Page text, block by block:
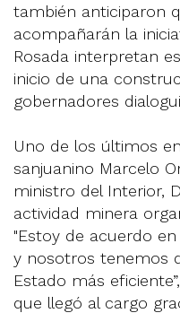
también anticiparon
acompañarán la
Rosada interpretan
inicio de una
gobernadores
Uno de los últimos
sanjuanino Marcelo
ministro del Interior,
actividad minera
"Estoy de acuerdo
y nosotros tenemos
Estado más
que llegó al cargo